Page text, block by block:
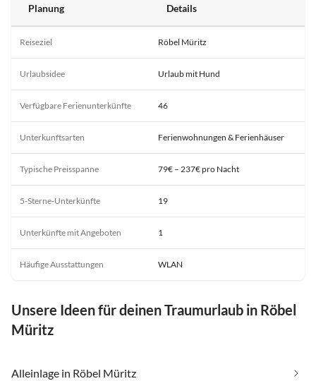
Planung Details
Reiseziel Röbel Müritz
Urlaubsidee Urlaub mit Hund
Verfügbare Ferienunterkünfte 46
Unterkunftsarten Ferienwohnungen & Ferienhäuser
Typische Preisspanne 79€ – 237€ pro Nacht
5-Sterne-Unterkünfte 19
Unterkünfte mit Angeboten 1
Häufige Ausstattungen WLAN
Unsere Ideen für deinen Traumurlaub in Röbel
Müritz
Alleinlage in Röbel Müritz